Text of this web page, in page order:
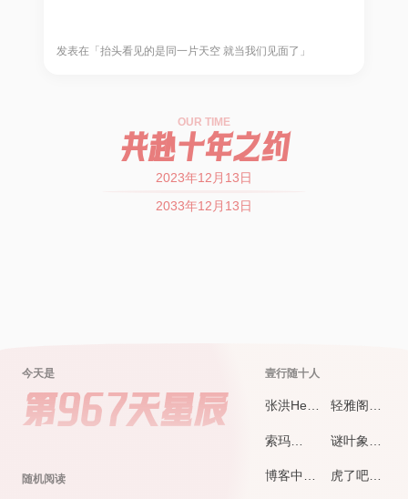
发表在「抬头看见的是同一片天空 就当我们见面了」
OUR TIME
共赴十年之约
2023年12月13日
2033年12月13日
今天是
第967天星辰
随机阅读
壹行随十人
张洪Heo 轻雅阁
索玛
博客中心 虎了吧唧